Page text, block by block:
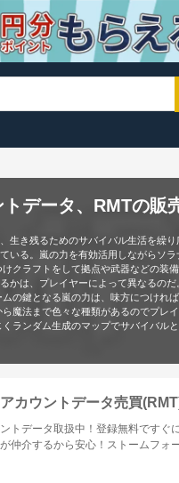
データ、RMTの販
生き残るためのサバイバル生活を繰り
いる。嵐の力を有効活用しながらソ
クラフトをして拠点や武器などの装
かは、プレイヤーによって異なるの
の鍵となる嵐の力は、味方につけれ
魔法まで色々な種類があるのでプレ
ランダム生成のマップでサバイバル
カウントデータ売買
トデータ取扱中！登録無料です
仲介するから安心！ストームフ